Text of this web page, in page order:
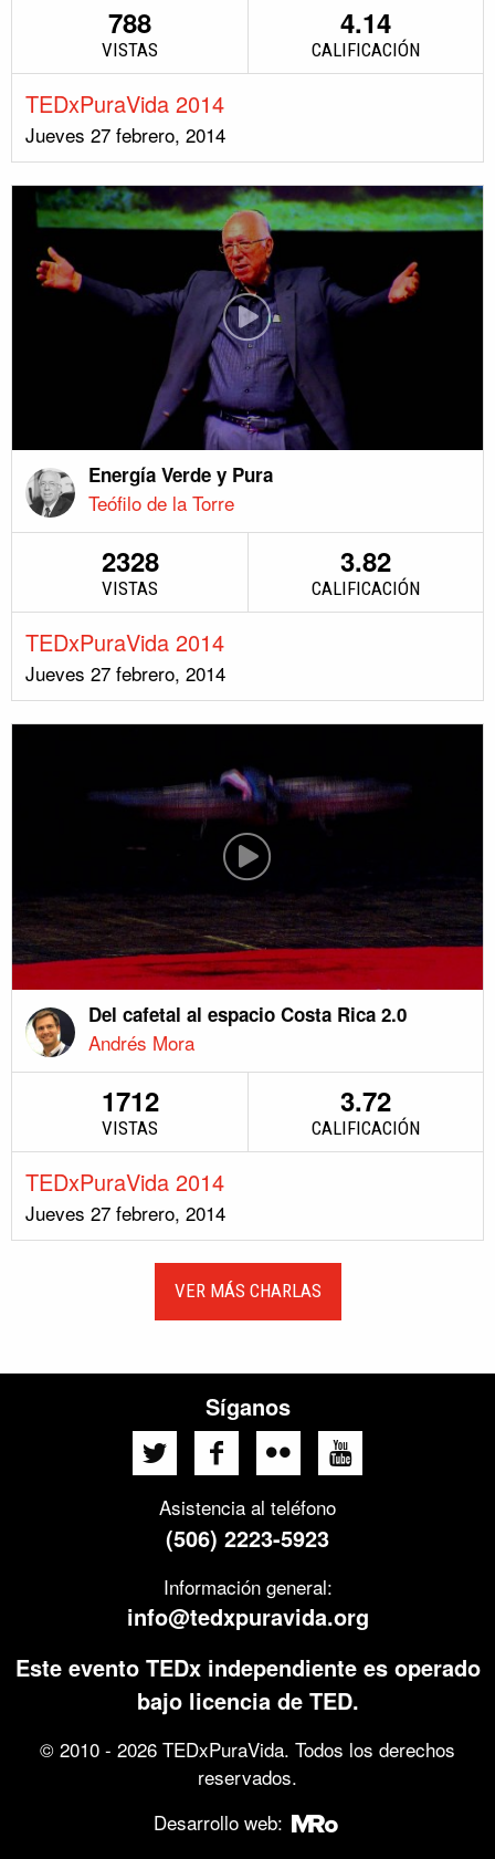
788
VISTAS
4.14
CALIFICACIÓN
TEDxPuraVida 2014
Jueves 27 febrero, 2014
Energía Verde y Pura
Teófilo de la Torre
2328
VISTAS
3.82
CALIFICACIÓN
TEDxPuraVida 2014
Jueves 27 febrero, 2014
Del cafetal al espacio Costa Rica 2.0
Andrés Mora
1712
VISTAS
3.72
CALIFICACIÓN
TEDxPuraVida 2014
Jueves 27 febrero, 2014
VER MÁS CHARLAS
Síganos
Asistencia al teléfono
(506) 2223-5923
Información general:
info@tedxpuravida.org
Este evento TEDx independiente es operado
bajo licencia de TED.
© 2010 - 2026 TEDxPuraVida. Todos los derechos
reservados.
Desarrollo web: